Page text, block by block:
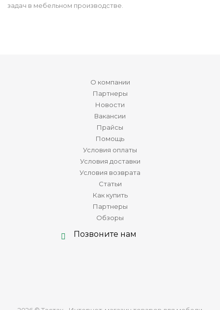
задач в мебельном производстве.
О компании
Партнеры
Новости
Вакансии
Прайсы
Помощь
Условия оплаты
Условия доставки
Условия возврата
Статьи
Как купить
Партнеры
Обзоры
Позвоните нам